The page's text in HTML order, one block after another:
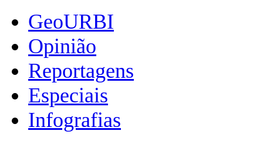
GeoURBI
Opinião
Reportagens
Especiais
Infografias